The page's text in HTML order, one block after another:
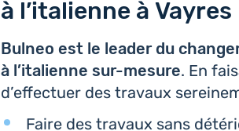
à l’italienne à Vayres
Bulneo est le leader du
à l’i­ta­lienne sur-mesure. En
d’ef­fec­tuer des travaux
Faire des travaux sans